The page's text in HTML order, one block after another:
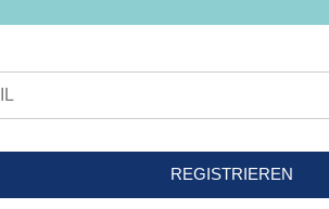
REGISTRIEREN